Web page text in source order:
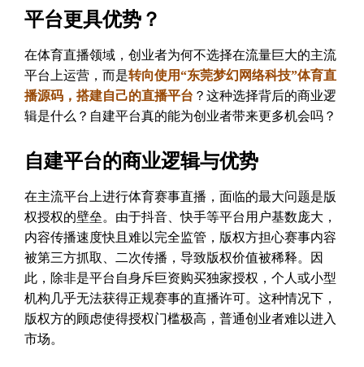
平台更具优势？
在体育直播领域，创业者为何不选择在流量巨大的主流
平台上运营，而是转向使用“东莞梦幻网络科技”体育直
播源码，搭建自己的直播平台 ？这种选择背后的商业逻
辑是什么？自建平台真的能为创业者带来更多机会吗？
自建平台的商业逻辑与优势
在主流平台上进行体育赛事直播，面临的最大问题是版
权授权的壁垒。由于抖音、快手等平台用户基数庞大，
内容传播速度快且难以完全监管，版权方担心赛事内容
被第三方抓取、二次传播，导致版权价值被稀释。因
此，除非是平台自身斥巨资购买独家授权，个人或小型
机构几乎无法获得正规赛事的直播许可。这种情况下，
版权方的顾虑使得授权门槛极高，普通创业者难以进入
市场。